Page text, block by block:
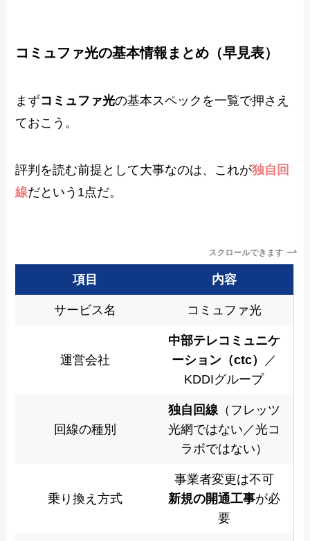
コミュファ光の基本情報まとめ（早見表）
まずコミュファ光の基本スペックを一覧で押さえ
ておこう。
評判を読む前提として大事なのは、これが独自回
線だという1点だ。
スクロールできます
項目 内容
サービス名 コミュファ光
運営会社
中部テレコミュニケ
ーション（ctc）
／
KDDIグループ
回線の種別
独自回線（フレッツ
光網ではない／光コ
ラボではない）
乗り換え方式
事業者変更は不可
新規の開通工事が必
要